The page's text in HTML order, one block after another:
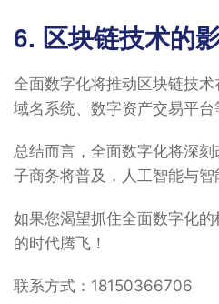
6. 区块链技术的
全面数字化将推动区块链技
域名系统、数字资产交易平
总结而言，全面数字化将深
子商务将普及，人工智能与
如果您渴望抓住全面数字化
的时代腾飞！
联系方式：18150366706